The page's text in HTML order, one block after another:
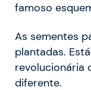
famoso
As sementes
plantadas.
revolucionária
diferente.